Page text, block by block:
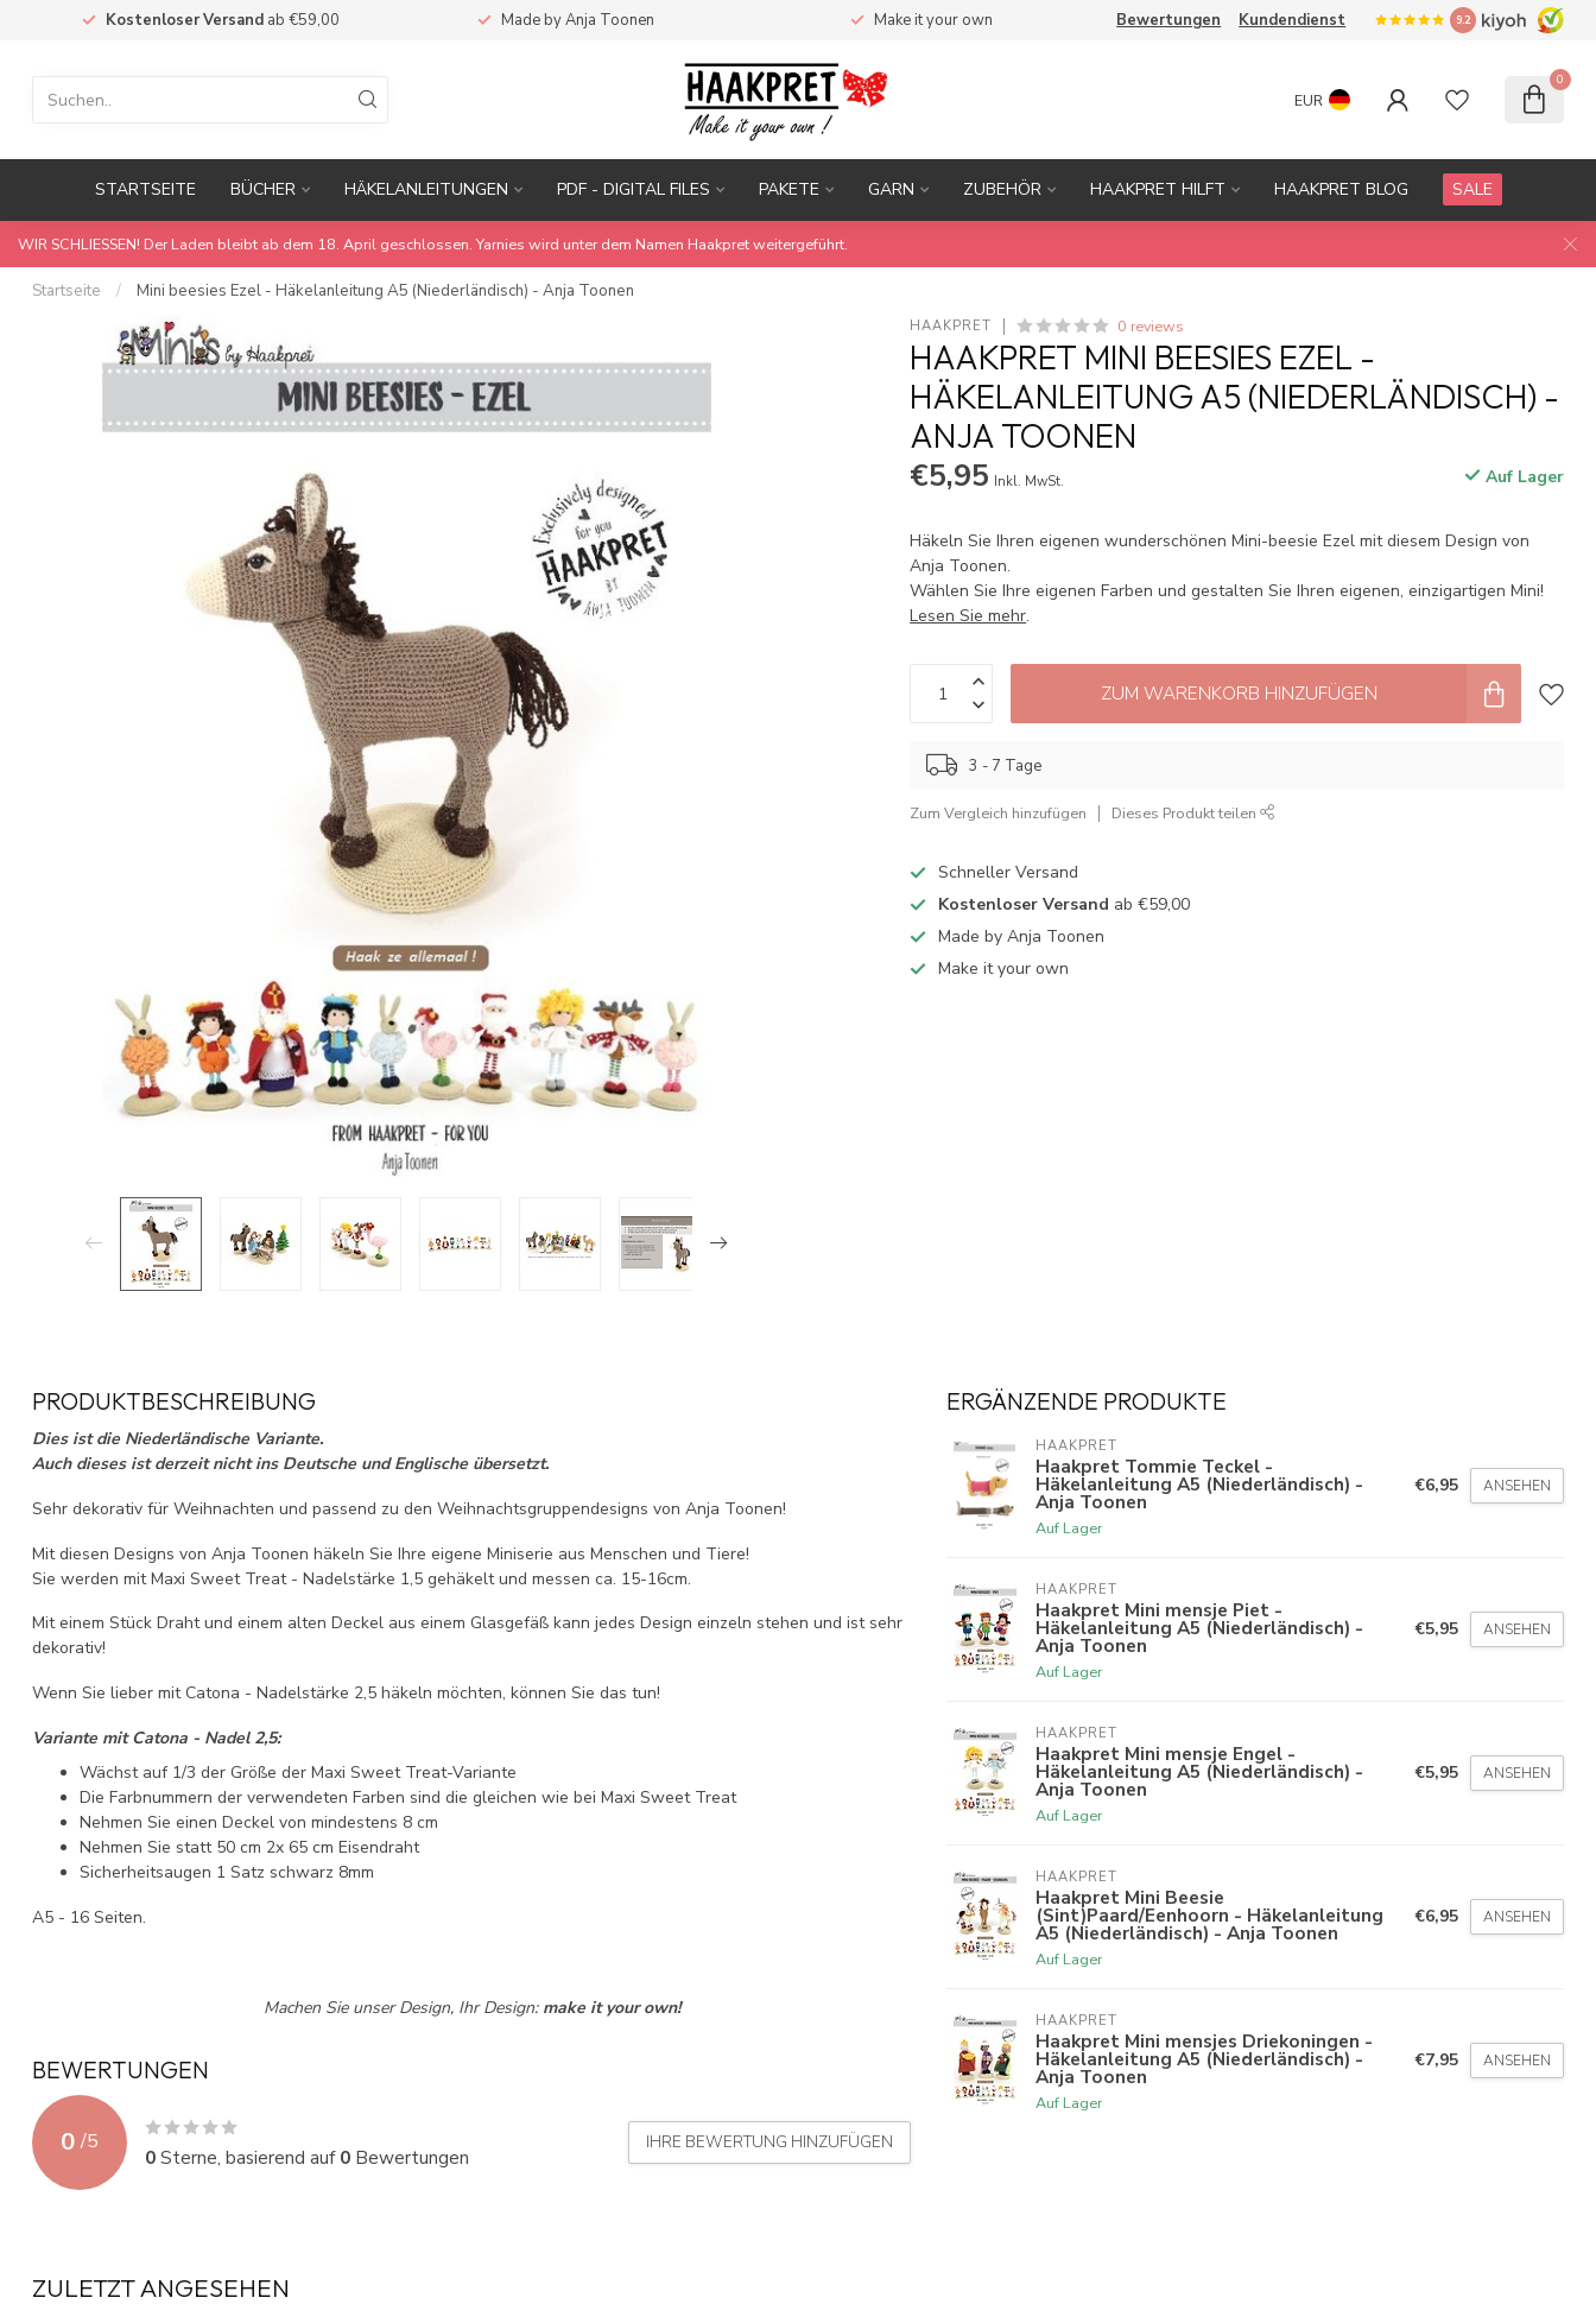
Kostenloser Versand ab €59,00 Made by Anja Toonen Make it your own Bewertungen Kundendienst 9.2
EUR
0
STARTSEITE BÜCHER HÄKELANLEITUNGEN PDF - DIGITAL FILES PAKETE GARN ZUBEHÖR HAAKPRET HILFT HAAKPRET BLOG SALE
WIR SCHLIESSEN! Der Laden bleibt ab dem 18. April geschlossen. Yarnies wird unter dem Namen Haakpret weitergeführt.
Startseite / Mini beesies Ezel - Häkelanleitung A5 (Niederländisch) - Anja Toonen
HAAKPRET 0 reviews
HAAKPRET MINI BEESIES EZEL -
HÄKELANLEITUNG A5 (NIEDERLÄNDISCH) -
ANJA TOONEN
€5,95 Inkl. MwSt. Auf Lager
Häkeln Sie Ihren eigenen wunderschönen Mini-beesie Ezel mit diesem Design von
Anja Toonen.
Wählen Sie Ihre eigenen Farben und gestalten Sie Ihren eigenen, einzigartigen Mini!
Lesen Sie mehr.
ZUM WARENKORB HINZUFÜGEN
3 - 7 Tage
Zum Vergleich hinzufügen Dieses Produkt teilen
Schneller Versand
Kostenloser Versand ab €59,00
Made by Anja Toonen
Make it your own
PRODUKTBESCHREIBUNG
Dies ist die Niederländische Variante.
Auch dieses ist derzeit nicht ins Deutsche und Englische übersetzt.
Sehr dekorativ für Weihnachten und passend zu den Weihnachtsgruppendesigns von Anja Toonen!
Mit diesen Designs von Anja Toonen häkeln Sie Ihre eigene Miniserie aus Menschen und Tiere!
Sie werden mit Maxi Sweet Treat - Nadelstärke 1,5 gehäkelt und messen ca. 15-16cm.
Mit einem Stück Draht und einem alten Deckel aus einem Glasgefäß kann jedes Design einzeln stehen und ist sehr
dekorativ!
Wenn Sie lieber mit Catona - Nadelstärke 2,5 häkeln möchten, können Sie das tun!
Variante mit Catona - Nadel 2,5:
Wächst auf 1/3 der Größe der Maxi Sweet Treat-Variante
Die Farbnummern der verwendeten Farben sind die gleichen wie bei Maxi Sweet Treat
Nehmen Sie einen Deckel von mindestens 8 cm
Nehmen Sie statt 50 cm 2x 65 cm Eisendraht
Sicherheitsaugen 1 Satz schwarz 8mm
A5 - 16 Seiten.
Machen Sie unser Design, Ihr Design: make it your own!
BEWERTUNGEN
0 /5
0Sterne, basierend auf0 Bewertungen
IHRE BEWERTUNG HINZUFÜGEN
ERGÄNZENDE PRODUKTE
HAAKPRET
Haakpret Tommie Teckel -
Häkelanleitung A5 (Niederländisch) -
Anja Toonen
Auf Lager
€6,95 ANSEHEN
HAAKPRET
Haakpret Mini mensje Piet -
Häkelanleitung A5 (Niederländisch) -
Anja Toonen
Auf Lager
€5,95 ANSEHEN
HAAKPRET
Haakpret Mini mensje Engel -
Häkelanleitung A5 (Niederländisch) -
Anja Toonen
Auf Lager
€5,95 ANSEHEN
HAAKPRET
Haakpret Mini Beesie
(Sint)Paard/Eenhoorn - Häkelanleitung
A5 (Niederländisch) - Anja Toonen
Auf Lager
€6,95 ANSEHEN
HAAKPRET
Haakpret Mini mensjes Driekoningen -
Häkelanleitung A5 (Niederländisch) -
Anja Toonen
Auf Lager
€7,95 ANSEHEN
ZULETZT ANGESEHEN